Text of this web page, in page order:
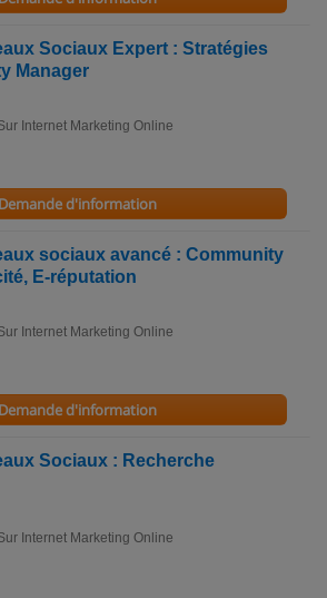
Sociaux Expert : Stratégies
Manager
Internet Marketing Online
Demande d'information
sociaux avancé : Community
E-réputation
Internet Marketing Online
Demande d'information
Sociaux : Recherche
Internet Marketing Online